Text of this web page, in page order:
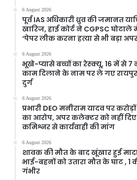
6 August 2026
पूर्व IAS अधिकारी ध्रुव की जमानत
खारिज, हाई कोर्ट ने CGPSC घोटाले
‘पेपर लीक करना हत्या से भी बड़ा
6 August 2026
भूखे-प्यासे बच्चों का रेस्क्यू, 16 में से 7
काम दिलाने के नाम पर ले गए
दुर्ग
6 August 2026
प्रभारी DEO मनीराम यादव पर
का आरोप, अपर कलेक्टर को नहीं
कमिश्नर से कार्यवाही की मांग
6 August 2026
शावक की मौत के बाद खूंखार हुई
भाई-बहनों को उतारा मौत के घाट , 1
गंभीर